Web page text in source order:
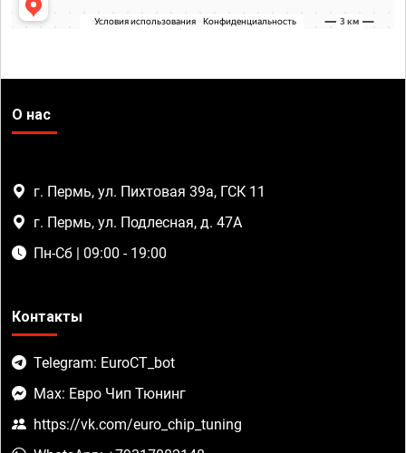
О нас
г. Пермь, ул. Пихтовая 39а, ГСК 11
г. Пермь, ул. Подлесная, д. 47А
Пн-Сб | 09:00 - 19:00
Контакты
Telegram: EuroCT_bot
Max: Евро Чип Тюнинг
https://vk.com/euro_chip_tuning